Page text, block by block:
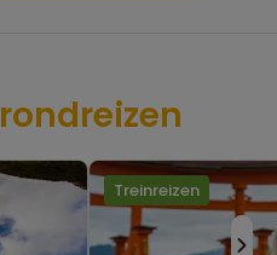
rondreizen
Treinreizen